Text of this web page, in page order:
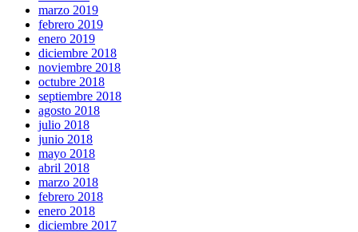
marzo 2019
febrero 2019
enero 2019
diciembre 2018
noviembre 2018
octubre 2018
septiembre 2018
agosto 2018
julio 2018
junio 2018
mayo 2018
abril 2018
marzo 2018
febrero 2018
enero 2018
diciembre 2017